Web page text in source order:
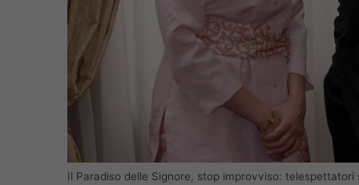
Il Paradiso delle Signore, stop improvviso: